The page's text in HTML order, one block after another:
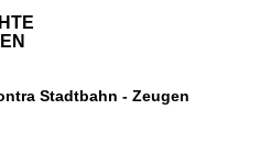
Stadtbahn - Zeugen